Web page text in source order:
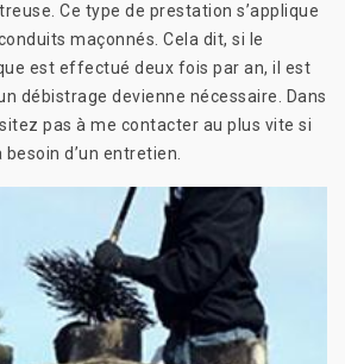
Ce type de prestation s’applique
maçonnés. Cela dit, si le
est effectué deux fois par an, il est
débistrage devienne nécessaire. Dans
pas à me contacter au plus vite si
d’un entretien.